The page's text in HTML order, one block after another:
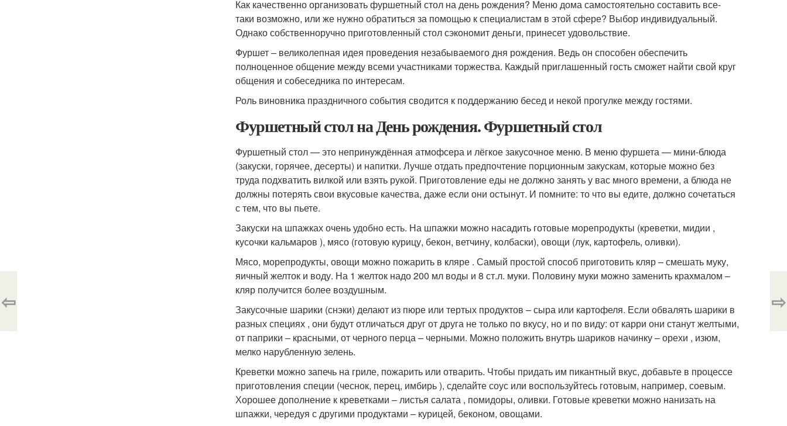
Как качественно организовать фуршетный стол на день рождения? Меню дома самостоятельно составить все-
таки возможно, или же нужно обратиться за помощью к специалистам в этой сфере? Выбор индивидуальный.
Однако собственноручно приготовленный стол сэкономит деньги, принесет удовольствие.
Фуршет – великолепная идея проведения незабываемого дня рождения. Ведь он способен обеспечить
полноценное общение между всеми участниками торжества. Каждый приглашенный гость сможет найти свой круг
общения и собеседника по интересам.
Роль виновника праздничного события сводится к поддержанию бесед и некой прогулке между гостями.
Фуршетный стол на День рождения. Фуршетный стол
Фуршетный стол — это непринуждённая атмофсера и лёгкое закусочное меню. В меню фуршета — мини-блюда
(закуски, горячее, десерты) и напитки. Лучше отдать предпочтение порционным закускам, которые можно без
труда подхватить вилкой или взять рукой. Приготовление еды не должно занять у вас много времени, а блюда не
должны потерять свои вкусовые качества, даже если они остынут. И помните: то что вы едите, должно сочетаться
с тем, что вы пьете.
Закуски на шпажках очень удобно есть. На шпажки можно насадить готовые морепродукты (креветки, мидии ,
кусочки кальмаров ), мясо (готовую курицу, бекон, ветчину, колбаски), овощи (лук, картофель, оливки).
Мясо, морепродукты, овощи можно пожарить в кляре . Самый простой способ приготовить кляр – смешать муку,
яичный желток и воду. На 1 желток надо 200 мл воды и 8 ст.л. муки. Половину муки можно заменить крахмалом –
кляр получится более воздушным.
Закусочные шарики (снэки) делают из пюре или тертых продуктов – сыра или картофеля. Если обвалять шарики в
разных специях , они будут отличаться друг от друга не только по вкусу, но и по виду: от карри они станут желтыми,
от паприки – красными, от черного перца – черными. Можно положить внутрь шариков начинку – орехи , изюм,
мелко нарубленную зелень.
Креветки можно запечь на гриле, пожарить или отварить. Чтобы придать им пикантный вкус, добавьте в процессе
приготовления специи (чеснок, перец, имбирь ), сделайте соус или воспользуйтесь готовым, например, соевым.
Хорошее дополнение к креветками – листья салата , помидоры, оливки. Готовые креветки можно нанизать на
шпажки, чередуя с другими продуктами – курицей, беконом, овощами.
⇦ ⇨